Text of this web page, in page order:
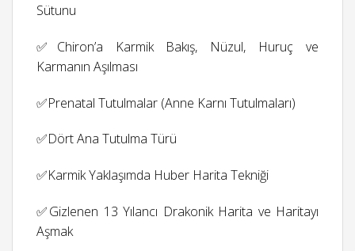
Sütunu
✅Chiron’a Karmik Bakış, Nüzul, Huruç ve
Karmanın Aşılması
✅Prenatal Tutulmalar (Anne Karnı Tutulmaları)
✅Dört Ana Tutulma Türü
✅Karmik Yaklaşımda Huber Harita Tekniği
✅Gizlenen 13 Yılancı Drakonik Harita ve Haritayı
Aşmak